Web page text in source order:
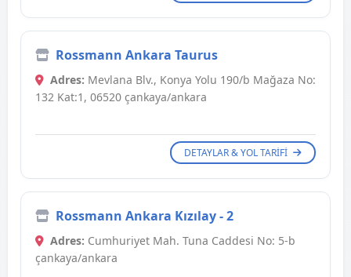
Rossmann Ankara Taurus
Adres: Mevlana Blv., Konya Yolu 190/b Mağaza No:
132 Kat:1, 06520 çankaya/ankara
DETAYLAR & YOL TARIFI
Rossmann Ankara Kızılay - 2
Adres: Cumhuriyet Mah. Tuna Caddesi No: 5-b
çankaya/ankara